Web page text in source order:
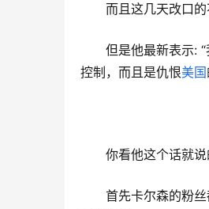
而且这几天改口
但是他最新表示:
控制，而且是仇恨美国
你看他这个话就说
首先卡尔森的粉